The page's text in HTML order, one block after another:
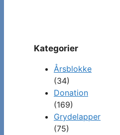
Kategorier
Årsblokke
(34)
Donation
(169)
Grydelapper
(75)